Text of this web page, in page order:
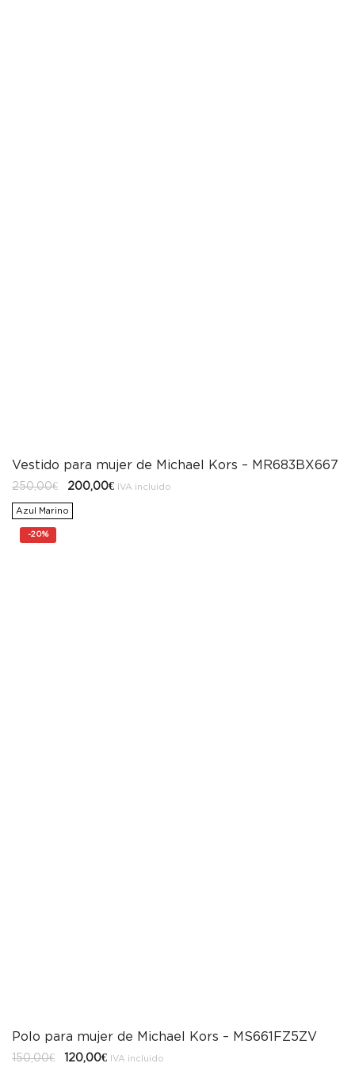
Vestido para mujer de Michael Kors – MR683BX667
250,00€
El
original
era:
200,00€ElIVA incluido
Azul Marino
-20%
Polo para mujer de Michael Kors – MS661FZ5ZV
150,00€
El120,00€ElIVA incluido